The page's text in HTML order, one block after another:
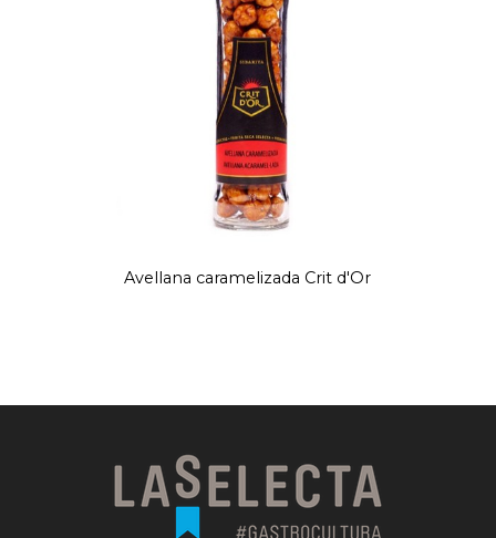
Avellana caramelizada Crit d'Or